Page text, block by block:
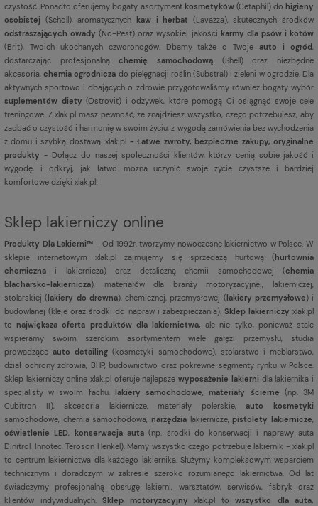
czystość. Ponadto oferujemy bogaty asortyment kosmetyków (Cetaphil) do higieny
osobistej (Scholl), aromatycznych kaw i herbat (Lavazza), skutecznych środków
odstraszających owady(No-Pest) oraz wysokiej jakości karmy dla psów i kotów
(Brit), Twoich ukochanych czworonogów. Dbamy także o Twojeauto i ogród
dostarczając profesjonalnąchemię samochodową (Shell) oraz niezbędne
akcesoria,chemia ogrodnicza do pielęgnacji roślin (Substral) i zieleni w ogrodzie. Dla
aktywnych sportowo i dbających o zdrowie przygotowaliśmy również bogaty wybór
suplementów diety (Ostrovit) i odżywek, które pomogą Ci osiągnąć swoje cele
treningowe. Z xlak.pl masz pewność, że znajdziesz wszystko, czego potrzebujesz, aby
zadbać o czystość i harmonię w swoim życiu, z wygodą zamówienia bez wychodzenia
z domu i szybką dostawą. xlak.pl - Łatwe zwroty, bezpieczne zakupy, oryginalne
produkty - Dołącz do naszej społeczności klientów, którzy cenią sobie jakość i
wygodę, i odkryj, jak łatwo można uczynić swoje życie czystsze i bardziej
komfortowe dzięki xlak.pl!
Sklep lakierniczy online
Produkty Dla Lakierni™ - Od 1992r. tworzymy nowoczesne lakiernictwo w Polsce. W
sklepie internetowym xlak.pl zajmujemy się sprzedażą hurtową (hurtownia
chemiczna i lakiernicza) oraz detaliczną chemii samochodowej (chemia
blacharsko-lakiernicza), materiałów dla branży motoryzacyjnej, lakierniczej,
stolarskiej (lakiery do drewna), chemicznej, przemysłowej (lakiery przemysłowe) i
budowlanej (kleje oraz środki do napraw i zabezpieczania). Sklep lakierniczy xlak.pl
tonajwiększa oferta produktów dla lakiernictwa,ale nie tylko, ponieważ stale
wspieramy swoim szerokim asortymentem wiele gałęzi przemysłu, studia
prowadząceauto detailing(kosmetyki samochodowe), stolarstwo i meblarstwo,
dział ochrony zdrowia, BHP, budownictwo oraz pokrewne segmenty rynku w Polsce.
Sklep lakierniczy online xlak.pl oferuje najlepszewyposażenie lakierni dla lakiernika i
specjalisty w swoim fachu: lakiery samochodowe ,materiały ścierne (np. 3M
Cubitron II), akcesoria lakiernicze, materiały polerskie,auto kosmetyki
samochodowe, chemia samochodowa, narzędzia lakiernicze,pistolety lakiernicze
oświetlenie LED
konserwacja auta(np. środki do konserwacji i naprawy auta
Dinitrol, Innotec, Teroson Henkel). Mamy wszystko czego potrzebuje lakiernik - xlak.pl
to centrum lakiernictwa dla każdego lakiernika. Służymy kompleksowym wsparciem
technicznym i doradczym w zakresie szeroko rozumianego lakiernictwa. Od lat
świadczymy profesjonalną obsługę lakierni, warsztatów, serwisów, fabryk oraz
klientów indywidualnych. Sklep motoryzacyjny xlak.pl to wszystko dla auta,